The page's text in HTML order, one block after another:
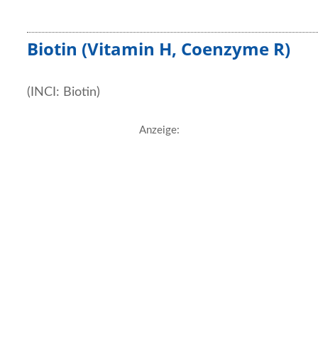
Biotin (Vitamin H, Coenzyme R)
(INCI: Biotin)
Anzeige: